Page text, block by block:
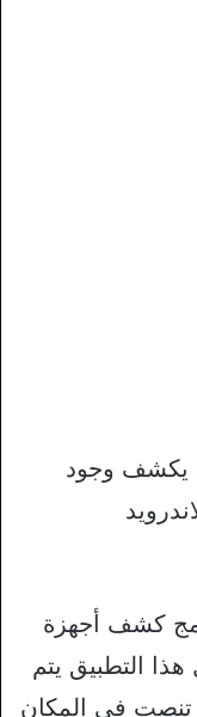
يكشف وجود
كشف أجهزة
التطبيق يتم
تنصت في المكان